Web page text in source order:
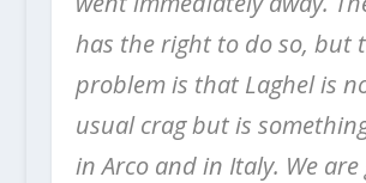
has the right to do so, but
problem is that Laghel is
usual crag but is
in Arco and in Italy. We